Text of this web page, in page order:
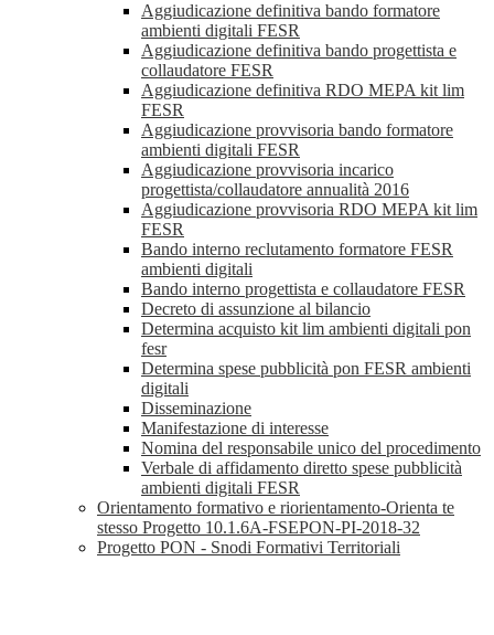
Aggiudicazione definitiva bando formatore
ambienti digitali FESR
Aggiudicazione definitiva bando progettista e
collaudatore FESR
Aggiudicazione definitiva RDO MEPA kit lim
FESR
Aggiudicazione provvisoria bando formatore
ambienti digitali FESR
Aggiudicazione provvisoria incarico
progettista/collaudatore annualità 2016
Aggiudicazione provvisoria RDO MEPA kit lim
FESR
Bando interno reclutamento formatore FESR
ambienti digitali
Bando interno progettista e collaudatore FESR
Decreto di assunzione al bilancio
Determina acquisto kit lim ambienti digitali pon
fesr
Determina spese pubblicità pon FESR ambienti
digitali
Disseminazione
Manifestazione di interesse
Nomina del responsabile unico del procedimento
Verbale di affidamento diretto spese pubblicità
ambienti digitali FESR
Orientamento formativo e riorientamento-Orienta te
stesso Progetto 10.1.6A-FSEPON-PI-2018-32
Progetto PON - Snodi Formativi Territoriali